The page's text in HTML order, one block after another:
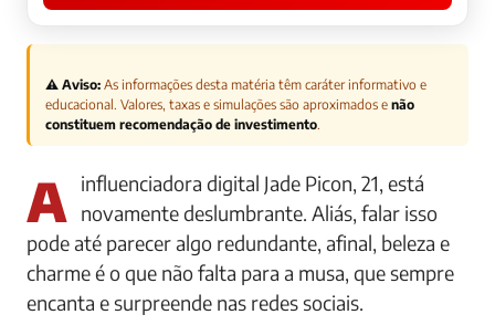
⚠️ Aviso: As informações desta matéria têm caráter informativo e
educacional. Valores, taxas e simulações são aproximados e não
constituem recomendação de investimento.
A influenciadora digital Jade Picon, 21, está
novamente deslumbrante. Aliás, falar isso
pode até parecer algo redundante, afinal, beleza e
charme é o que não falta para a musa, que sempre
encanta e surpreende nas redes sociais.